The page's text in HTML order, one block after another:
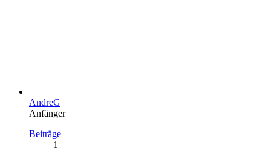
AndreG
Anfänger
Beiträge
1